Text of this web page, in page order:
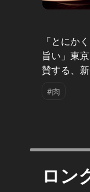
「とにか
旨い」東
賛する、
#肉
ロン